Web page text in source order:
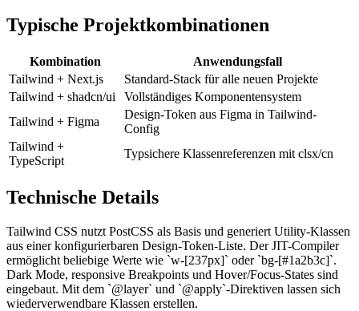
Typische Projektkombinationen
Kombination
Anwendungsfall
Tailwind + Next.js
Standard-Stack für alle neuen Projekte
Tailwind + shadcn/ui
Vollständiges Komponentensystem
Tailwind + Figma
Design-Token aus Figma in Tailwind-
Config
Tailwind +
TypeScript
Typsichere Klassenreferenzen mit clsx/cn
Technische Details
Tailwind CSS nutzt PostCSS als Basis und generiert Utility-Klassen
aus einer konfigurierbaren Design-Token-Liste. Der JIT-Compiler
ermöglicht beliebige Werte wie `w-[237px]` oder `bg-[#1a2b3c]`.
Dark Mode, responsive Breakpoints und Hover/Focus-States sind
eingebaut. Mit dem `@layer` und `@apply`-Direktiven lassen sich
wiederverwendbare Klassen erstellen.